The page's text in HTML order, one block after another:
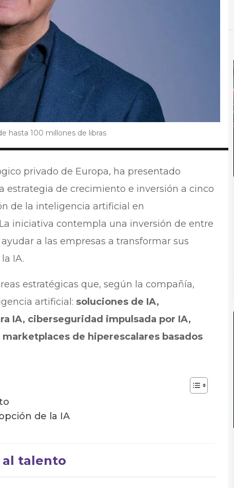
hasta 100 millones de libras
privado de Europa, ha presentado
estrategia de crecimiento e inversión a cinco
de la inteligencia artificial en
iniciativa contempla una inversión de entre
a las empresas a transformar sus
IA.
estratégicas que, según la compañía,
artificial: soluciones de IA,
IA, ciberseguridad impulsada por IA,
de hiperescalares basados
de la IA
al talento